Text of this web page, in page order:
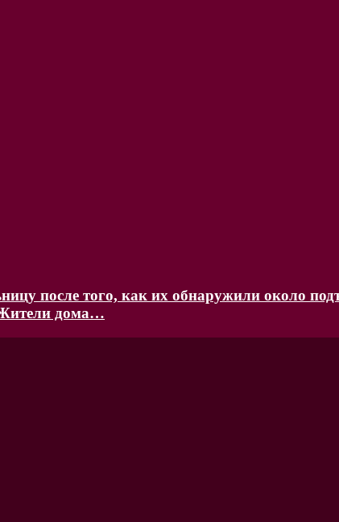
после того, как их обнаружили около
дома…